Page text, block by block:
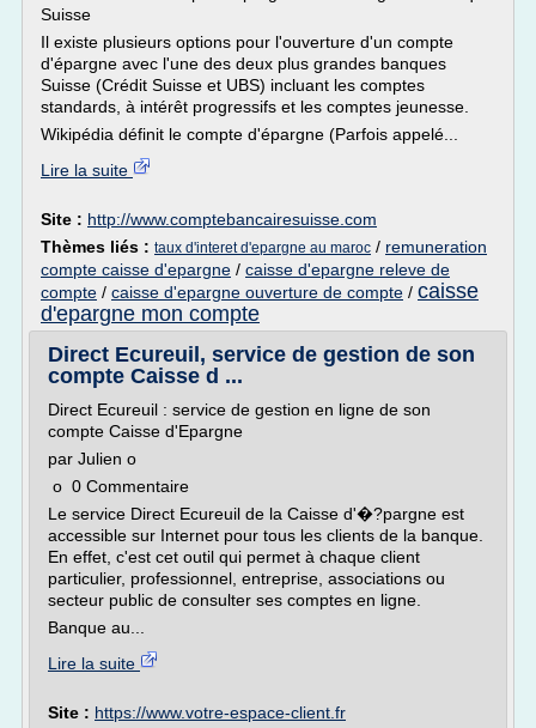
Suisse
Il existe plusieurs options pour l'ouverture d'un compte
d'épargne avec l'une des deux plus grandes banques
Suisse (Crédit Suisse et UBS) incluant les comptes
standards, à intérêt progressifs et les comptes jeunesse.
Wikipédia définit le compte d'épargne (Parfois appelé...
Lire la suite
Site : http://www.comptebancairesuisse.com
Thèmes liés : taux d'interet d'epargne au maroc / remuneration
compte caisse d'epargne / caisse d'epargne releve de
compte / caisse d'epargne ouverture de compte / caisse
d'epargne mon compte
Direct Ecureuil, service de gestion de son
compte Caisse d ...
Direct Ecureuil : service de gestion en ligne de son
compte Caisse d'Epargne
par Julien o
o 0 Commentaire
Le service Direct Ecureuil de la Caisse d'�?pargne est
accessible sur Internet pour tous les clients de la banque.
En effet, c'est cet outil qui permet à chaque client
particulier, professionnel, entreprise, associations ou
secteur public de consulter ses comptes en ligne.
Banque au...
Lire la suite
Site : https://www.votre-espace-client.fr